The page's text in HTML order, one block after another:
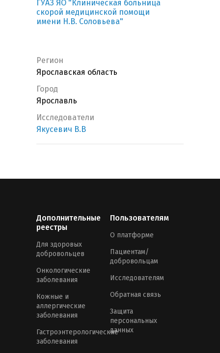
ГУАЗ ЯО "Клиническая больница
скорой медицинской помощи
имени Н.В. Соловьева"
Регион
Ярославская область
Город
Ярославль
Исследователи
Якусевич В.В
Дополнительные
реестры
Для здоровых
добровольцев
Онкологические
заболевания
Кожные и
аллергические
заболевания
Гастроэнтерологические
заболевания
Пользователям
О платформе
Пациентам/
добровольцам
Исследователям
Обратная связь
Защита
персональных
данных